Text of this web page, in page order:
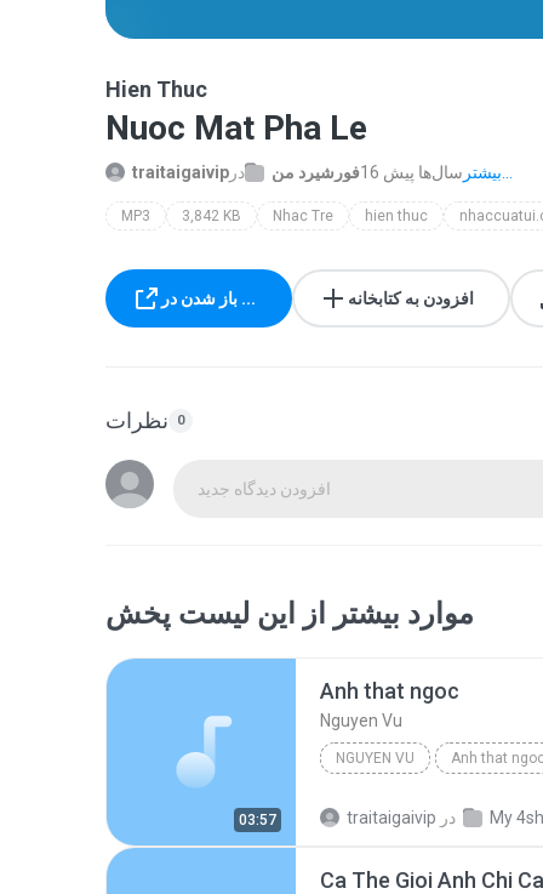
Hien Thuc
Nuoc Mat Pha Le
traitaigaivip در فورشیرد من 16 سال‌ها پیش
MP3 3,842 KB Nhac Tre hien thuc
باز شدن در ... افزودن به کتابخانه
نظرات 0
افزودن دیدگاه جدید
موارد بیشتر از این لیست پخش
03:57
Anh that ngoc
Nguyen Vu
NGUYEN VU Anh that ngoc
traitaigaivip در My
Ca The Gioi Anh Chi